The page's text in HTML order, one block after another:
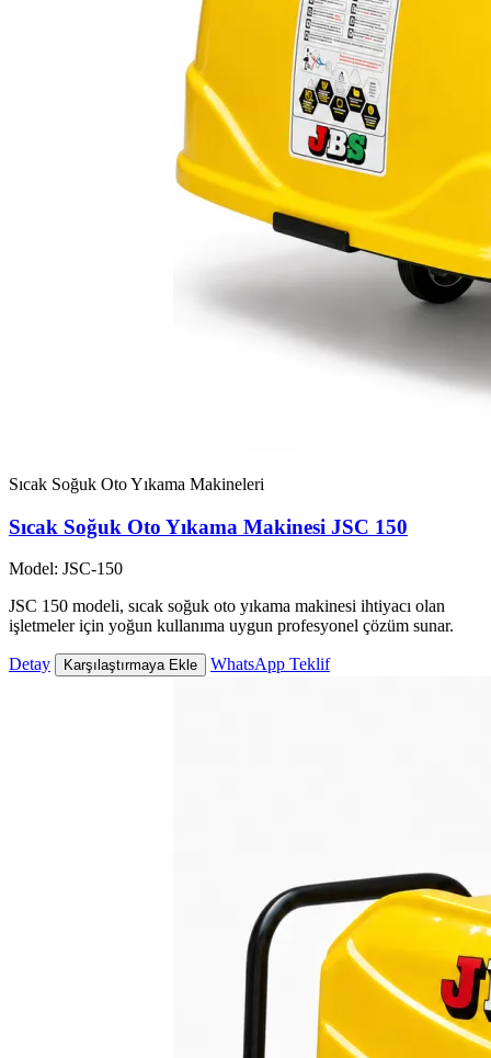
Sıcak Soğuk Oto Yıkama Makineleri
Sıcak Soğuk Oto Yıkama Makinesi JSC 150
Model: JSC-150
JSC 150 modeli, sıcak soğuk oto yıkama makinesi ihtiyacı olan
işletmeler için yoğun kullanıma uygun profesyonel çözüm sunar.
Detay Karşılaştırmaya Ekle WhatsApp Teklif